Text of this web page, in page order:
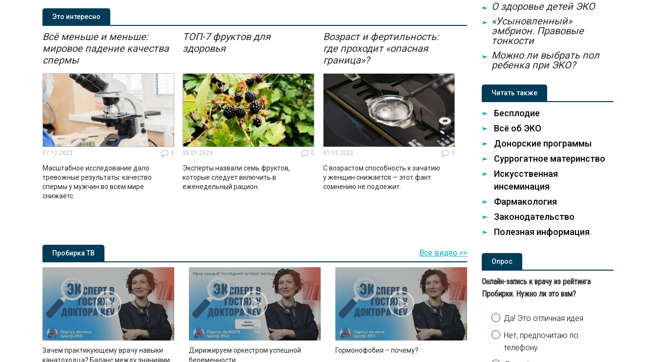
Это интересно
Всё меньше и меньше:
мировое падение качества
спермы
07.12.2022 0
Масштабное исследование дало
тревожные результаты: качество
спермы у мужчин во всем мире
снижаетс
ТОП-7 фруктов для
здоровья
25.01.2023 0
Эксперты назвали семь фруктов,
которые следует включить в
еженедельный рацион.
Возраст и фертильность:
где проходит «опасная
граница»?
01.12.2022 0
С возрастом способность к зачатию
у женщин снижается — этот факт
сомнению не подлежит.
О здоровье детей ЭКО
«Усыновленный»
эмбрион. Правовые
тонкости
Можно ли выбрать пол
ребенка при ЭКО?
Читать также
Бесплодие
Всё об ЭКО
Донорские программы
Суррогатное материнство
Искусственная
инсеминация
Фармакология
Законодательство
Полезная информация
Опроc
Онлайн-запись к врачу из рейтинга
Пробирки. Нужно ли это вам?
Варианты
Да! Это отличная идея
Нет, предпочитаю по
телефону
Пробирка ТВ
Зачем практикующему врачу навыки
канатоходца? Баланс между знаниями
Дирижируем оркестром успешной
беременности
Гормонофобия – почему?
Все видео >>